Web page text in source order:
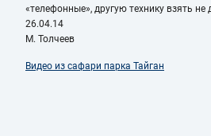
«телефонные», другую технику взять не
26.04.14
М. Толчеев
Видео из сафари парка Тайган